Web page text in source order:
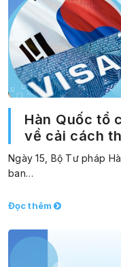
Hàn Quốc tổ
về cải cách
Ngày 15, Bộ Tư pháp
ban…
Đọc thêm